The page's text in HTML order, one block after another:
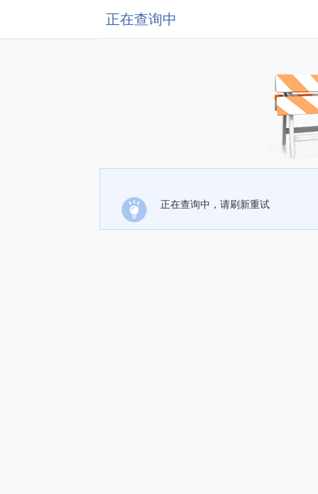
正在查询中
正在查询中，请刷新重试